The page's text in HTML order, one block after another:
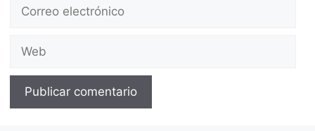
electrónico